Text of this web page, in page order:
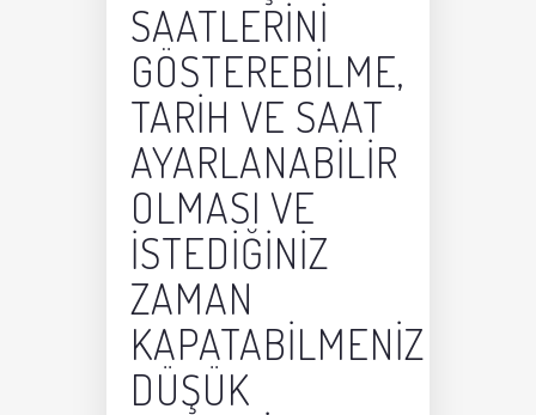
SAATLERINI
GÖSTEREBILME,
TARIH VE SAAT
AYARLANABILIR
OLMASI VE
ISTEDIĞINIZ
ZAMAN
KAPATABILMENIZ
DÜŞÜK